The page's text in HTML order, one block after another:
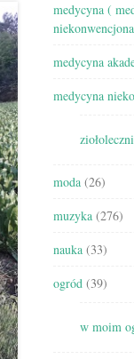
medycyna (
medycyna
medycyna
moda (26)
muzyka (276)
nauka (33)
ogród (39)
w moim